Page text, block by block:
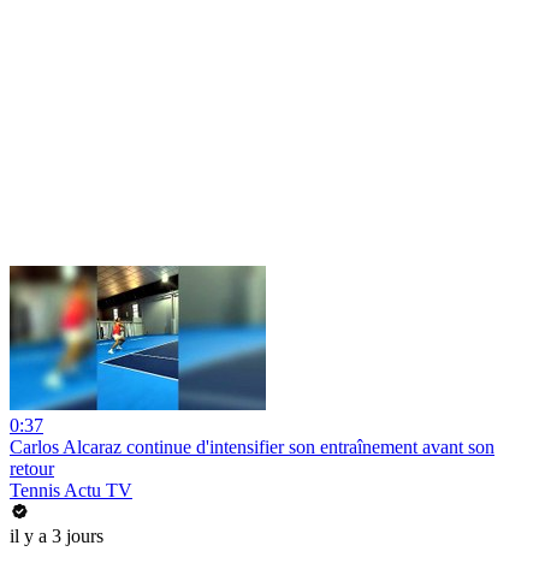
0:37
Carlos Alcaraz continue d'intensifier son entraînement avant son
retour
Tennis Actu TV
il y a 3 jours